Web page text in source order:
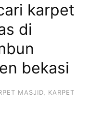
karpet
di
bekasi
MASJID
KARPET